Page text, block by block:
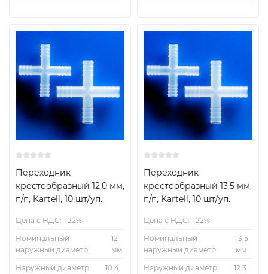
Переходник
крестообразный 12,0 мм,
п/п, Kartell, 10 шт/уп.
Цена с НДС:
22%
Номинальный
наружный диаметр:
12
мм
Наружный диаметр
10.4
Переходник
крестообразный 13,5 мм,
п/п, Kartell, 10 шт/уп.
Цена с НДС:
22%
Номинальный
наружный диаметр:
13.5
мм
Наружный диаметр
12.3